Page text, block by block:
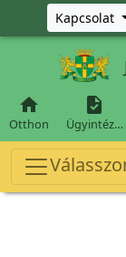
Ugrás a főKapcsolat

Otthon

Ügyintéz…